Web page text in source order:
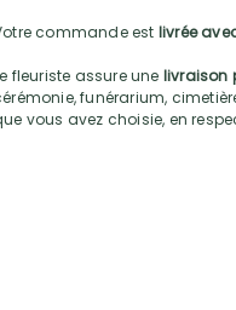
commande est livrée
fleuriste assure une livraison
funérarium,
vous avez choisie, en